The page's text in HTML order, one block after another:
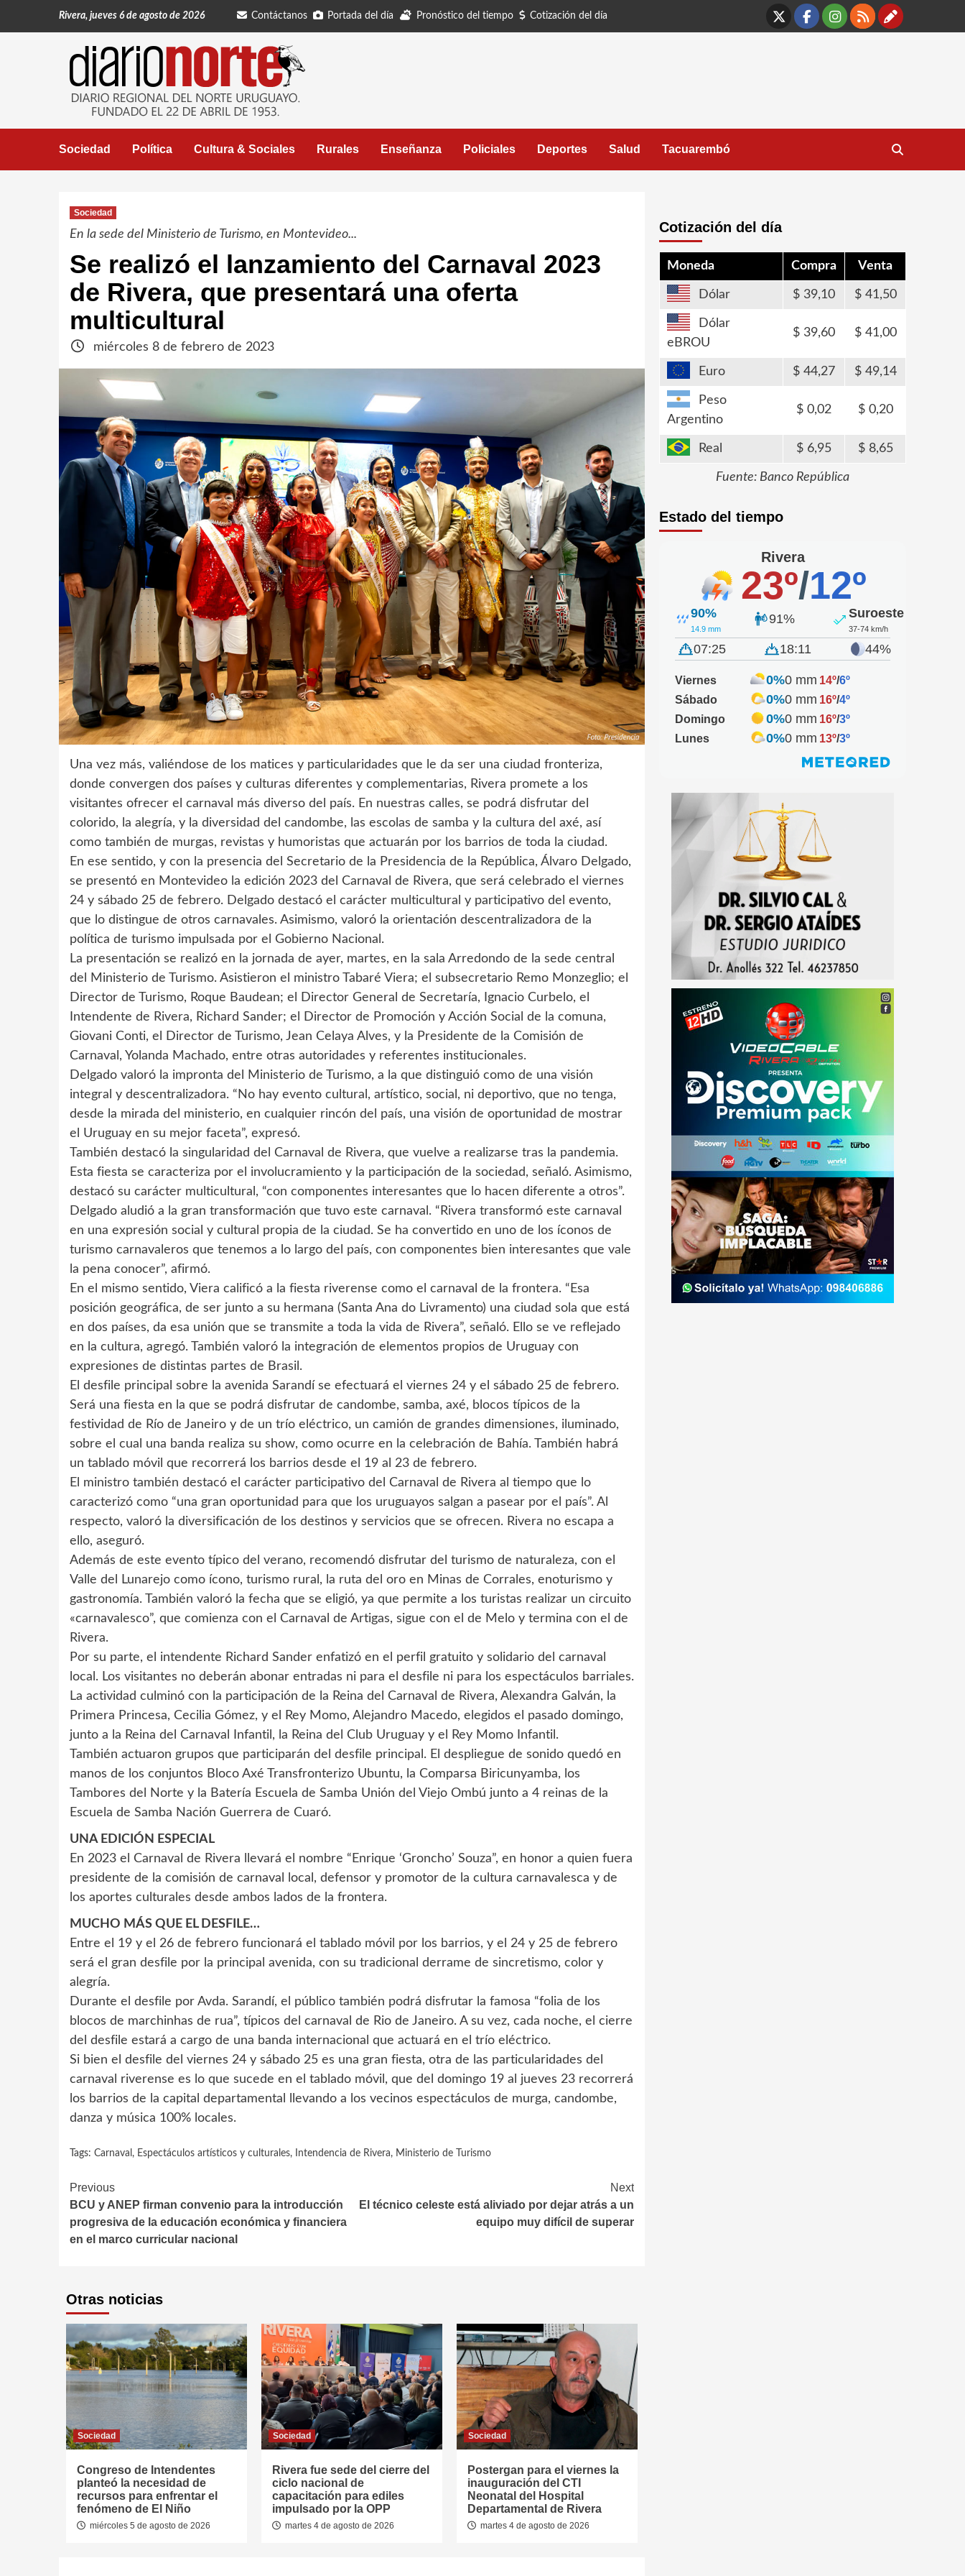
Rivera, jueves 6 de agosto de 2026 Contáctanos Portada del día Pronóstico del tiempo Cotización del día
X Facebook
Instagram
RSS
Sociedad Política Cultura & Sociales Rurales Enseñanza Policiales Deportes Salud Tacuarembó
Sociedad
En la sede del Ministerio de Turismo, en Montevideo...
Se realizó el lanzamiento del Carnaval 2023
de Rivera, que presentará una oferta
multicultural
miércoles 8 de febrero de 2023
Una vez más, valiéndose de los matices y particularidades que le da ser una ciudad fronteriza,
donde convergen dos países y culturas diferentes y complementarias, Rivera promete a los
visitantes ofrecer el carnaval más diverso del país. En nuestras calles, se podrá disfrutar del
colorido, la alegría, y la diversidad del candombe, las escolas de samba y la cultura del axé, así
como también de murgas, revistas y humoristas que actuarán por los barrios de toda la ciudad.
En ese sentido, y con la presencia del Secretario de la Presidencia de la República, Álvaro Delgado,
se presentó en Montevideo la edición 2023 del Carnaval de Rivera, que será celebrado el viernes
24 y sábado 25 de febrero. Delgado destacó el carácter multicultural y participativo del evento,
que lo distingue de otros carnavales. Asimismo, valoró la orientación descentralizadora de la
política de turismo impulsada por el Gobierno Nacional.
La presentación se realizó en la jornada de ayer, martes, en la sala Arredondo de la sede central
del Ministerio de Turismo. Asistieron el ministro Tabaré Viera; el subsecretario Remo Monzeglio; el
Director de Turismo, Roque Baudean; el Director General de Secretaría, Ignacio Curbelo, el
Intendente de Rivera, Richard Sander; el Director de Promoción y Acción Social de la comuna,
Giovani Conti, el Director de Turismo, Jean Celaya Alves, y la Presidente de la Comisión de
Carnaval, Yolanda Machado, entre otras autoridades y referentes institucionales.
Delgado valoró la impronta del Ministerio de Turismo, a la que distinguió como de una visión
integral y descentralizadora. “No hay evento cultural, artístico, social, ni deportivo, que no tenga,
desde la mirada del ministerio, en cualquier rincón del país, una visión de oportunidad de mostrar
el Uruguay en su mejor faceta”, expresó.
También destacó la singularidad del Carnaval de Rivera, que vuelve a realizarse tras la pandemia.
Esta fiesta se caracteriza por el involucramiento y la participación de la sociedad, señaló. Asimismo,
destacó su carácter multicultural, “con componentes interesantes que lo hacen diferente a otros”.
Delgado aludió a la gran transformación que tuvo este carnaval. “Rivera transformó este carnaval
en una expresión social y cultural propia de la ciudad. Se ha convertido en uno de los íconos de
turismo carnavaleros que tenemos a lo largo del país, con componentes bien interesantes que vale
la pena conocer”, afirmó.
En el mismo sentido, Viera calificó a la fiesta riverense como el carnaval de la frontera. “Esa
posición geográfica, de ser junto a su hermana (Santa Ana do Livramento) una ciudad sola que está
en dos países, da esa unión que se transmite a toda la vida de Rivera”, señaló. Ello se ve reflejado
en la cultura, agregó. También valoró la integración de elementos propios de Uruguay con
expresiones de distintas partes de Brasil.
El desfile principal sobre la avenida Sarandí se efectuará el viernes 24 y el sábado 25 de febrero.
Será una fiesta en la que se podrá disfrutar de candombe, samba, axé, blocos típicos de la
festividad de Río de Janeiro y de un trío eléctrico, un camión de grandes dimensiones, iluminado,
sobre el cual una banda realiza su show, como ocurre en la celebración de Bahía. También habrá
un tablado móvil que recorrerá los barrios desde el 19 al 23 de febrero.
El ministro también destacó el carácter participativo del Carnaval de Rivera al tiempo que lo
caracterizó como “una gran oportunidad para que los uruguayos salgan a pasear por el país”. Al
respecto, valoró la diversificación de los destinos y servicios que se ofrecen. Rivera no escapa a
ello, aseguró.
Además de este evento típico del verano, recomendó disfrutar del turismo de naturaleza, con el
Valle del Lunarejo como ícono, turismo rural, la ruta del oro en Minas de Corrales, enoturismo y
gastronomía. También valoró la fecha que se eligió, ya que permite a los turistas realizar un circuito
«carnavalesco”, que comienza con el Carnaval de Artigas, sigue con el de Melo y termina con el de
Rivera.
Por su parte, el intendente Richard Sander enfatizó en el perfil gratuito y solidario del carnaval
local. Los visitantes no deberán abonar entradas ni para el desfile ni para los espectáculos barriales.
La actividad culminó con la participación de la Reina del Carnaval de Rivera, Alexandra Galván, la
Primera Princesa, Cecilia Gómez, y el Rey Momo, Alejandro Macedo, elegidos el pasado domingo,
junto a la Reina del Carnaval Infantil, la Reina del Club Uruguay y el Rey Momo Infantil.
También actuaron grupos que participarán del desfile principal. El despliegue de sonido quedó en
manos de los conjuntos Bloco Axé Transfronterizo Ubuntu, la Comparsa Biricunyamba, los
Tambores del Norte y la Batería Escuela de Samba Unión del Viejo Ombú junto a 4 reinas de la
Escuela de Samba Nación Guerrera de Cuaró.
UNA EDICIÓN ESPECIAL
En 2023 el Carnaval de Rivera llevará el nombre “Enrique ‘Groncho’ Souza”, en honor a quien fuera
presidente de la comisión de carnaval local, defensor y promotor de la cultura carnavalesca y de
los aportes culturales desde ambos lados de la frontera.
MUCHO MÁS QUE EL DESFILE…
Entre el 19 y el 26 de febrero funcionará el tablado móvil por los barrios, y el 24 y 25 de febrero
será el gran desfile por la principal avenida, con su tradicional derrame de sincretismo, color y
alegría.
Durante el desfile por Avda. Sarandí, el público también podrá disfrutar la famosa “folia de los
blocos de marchinhas de rua”, típicos del carnaval de Rio de Janeiro. A su vez, cada noche, el cierre
del desfile estará a cargo de una banda internacional que actuará en el trío eléctrico.
Si bien el desfile del viernes 24 y sábado 25 es una gran fiesta, otra de las particularidades del
carnaval riverense es lo que sucede en el tablado móvil, que del domingo 19 al jueves 23 recorrerá
los barrios de la capital departamental llevando a los vecinos espectáculos de murga, candombe,
danza y música 100% locales.
Tags: Carnaval , Espectáculos artísticos y culturales, Intendencia de Rivera, Ministerio de Turismo
Continue
Reading
Previous
BCU y ANEP firman convenio para la introducción
progresiva de la educación económica y financiera
en el marco curricular nacional
Next
El técnico celeste está aliviado por dejar atrás a un
equipo muy difícil de superar
Otras noticias
Sociedad
Congreso de Intendentes
planteó la necesidad de
recursos para enfrentar el
fenómeno de El Niño
miércoles 5 de agosto de 2026
Sociedad
Rivera fue sede del cierre del
ciclo nacional de
capacitación para ediles
impulsado por la OPP
martes 4 de agosto de 2026
Sociedad
Postergan para el viernes la
inauguración del CTI
Neonatal del Hospital
Departamental de Rivera
martes 4 de agosto de 2026
Cotización del día
Moneda Compra Venta
Dólar 39,10 41,50
Dólar
eBROU
39,60 41,00
Euro 44,27 49,14
Peso
Argentino
0,02 0,20
Real 6,95 8,65
Fuente: Banco República
Estado del tiempo
Rivera
23º/12º
90%
14.9 mm
91% Suroeste
37-74 km/h
07:25 18:11 44%
Viernes 0%0 mm 14º/6º
Sábado
0%0 mm 16º/4º
Domingo
0%0 mm 16º/3º
Lunes
0%0 mm 13º/3º